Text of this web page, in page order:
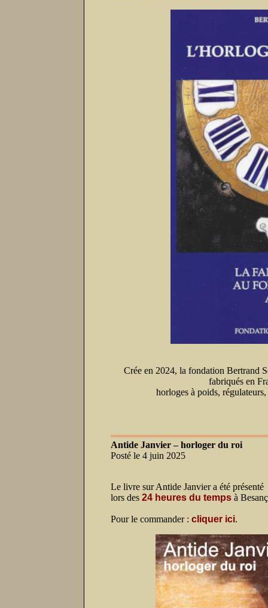
Crée en 2024, la fondation Bertrand
fabriqués en
horloges à poids,
Antide Janvier – horloger du roi
Posté le 4 juin 2025
Le livre sur Antide Janvier a été présenté
lors des 24 heures du temps à
Pour le commander : cliquer ici.